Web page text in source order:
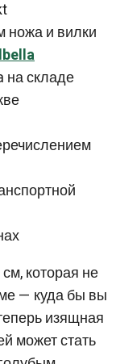
ножа и вилки
на складе
которая не
— куда бы вы
изящная
может стать